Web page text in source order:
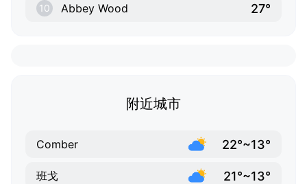
10 Abbey Wood 27°
附近城市
Comber 22°~13°
班戈 21°~13°